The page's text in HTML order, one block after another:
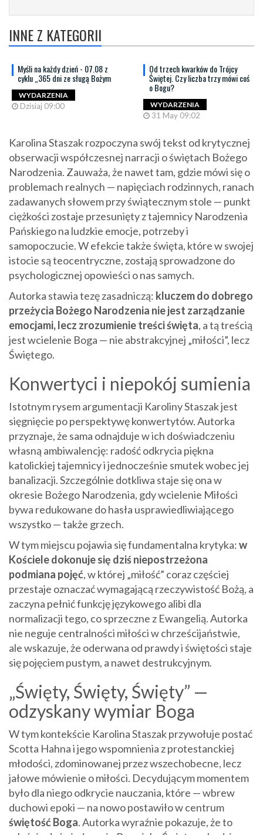
INNE Z KATEGORII
Myśli na każdy dzień - 07.08 z
cyklu „365 dni ze sługą Bożym
WYDARZENIA
Dzisiaj 09:00
Od trzech kwarków do Trójcy
Świętej. Czy liczba trzy mówi coś
o Bogu?
WYDARZENIA
31 May 09:02
Karolina Staszak rozpoczyna swój tekst od krytycznej
obserwacji współczesnej narracji o świętach Bożego
Narodzenia. Zauważa, że nawet tam, gdzie mówi się o
problemach realnych — napięciach rodzinnych, ranach
zadawanych słowem przy świątecznym stole — punkt
ciężkości zostaje przesunięty z tajemnicy Narodzenia
Pańskiego na ludzkie emocje, potrzeby i
samopoczucie. W efekcie także święta, które w swojej
istocie są teocentryczne, zostają sprowadzone do
psychologicznej opowieści o nas samych.
Autorka stawia tezę zasadniczą: kluczem do dobrego
przeżycia Bożego Narodzenia nie jest zarządzanie
emocjami, lecz zrozumienie treści święta, a tą treścią
jest wcielenie Boga — nie abstrakcyjnej „miłości”, lecz
Świętego.
Konwertyci i niepokój sumienia
Istotnym rysem argumentacji Karoliny Staszak jest
sięgnięcie po perspektywę konwertytów. Autorka
przyznaje, że sama odnajduje w ich doświadczeniu
własną ambiwalencję: radość odkrycia piękna
katolickiej tajemnicy i jednocześnie smutek wobec jej
banalizacji. Szczególnie dotkliwa staje się ona w
okresie Bożego Narodzenia, gdy wcielenie Miłości
bywa redukowane do hasła usprawiedliwiającego
wszystko — także grzech.
W tym miejscu pojawia się fundamentalna krytyka:w
Kościele dokonuje się dziś niepostrzeżona
podmiana pojęć, w której „miłość” coraz częściej
przestaje oznaczać wymagającą rzeczywistość Bożą, a
zaczyna pełnić funkcję językowego alibi dla
normalizacji tego, co sprzeczne z Ewangelią. Autorka
nie neguje centralności miłości w chrześcijaństwie,
ale wskazuje, że oderwana od prawdy i świętości staje
się pojęciem pustym, a nawet destrukcyjnym.
„Święty, Święty, Święty” —
odzyskany wymiar Boga
W tym kontekście Karolina Staszak przywołuje postać
Scotta Hahna i jego wspomnienia z protestanckiej
młodości, zdominowanej przez wszechobecne, lecz
jałowe mówienie o miłości. Decydującym momentem
było dla niego odkrycie nauczania, które — wbrew
duchowi epoki — na nowo postawiło w centrum
świętość Boga. Autorka wyraźnie pokazuje, że to